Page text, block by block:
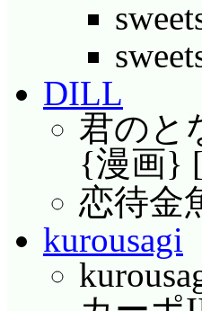
DILL
君のと
{漫画}
恋待金
kurousagi